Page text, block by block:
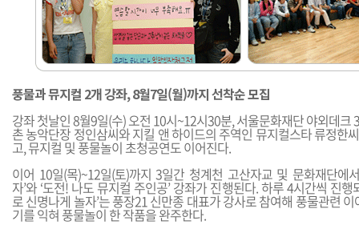
풍물과 뮤지컬 2개 강좌, 8월7일(월)까지 선착순 모집
강좌 첫날인 8월9일(수) 오전 10시~12시30분, 서울문화재단 야외데크
촌 농악단장 정인삼씨와 지킬 앤 하이드의 주역인 뮤지컬스타 류정한
고, 뮤지컬 및 풍물놀이 초청공연도 이어진다.
이어 10일(목)~12일(토)까지 3일간 청계천 고산자교 및 문화재단에
자’와 ‘도전! 나도 뮤지컬 주인공’ 강좌가 진행된다. 하루 4시간씩 진
로 신명나게 놀자’는 풍장21 신만종 대표가 강사로 참여해 풍물관련
기를 익혀 풍물놀이 한 작품을 완주한다.